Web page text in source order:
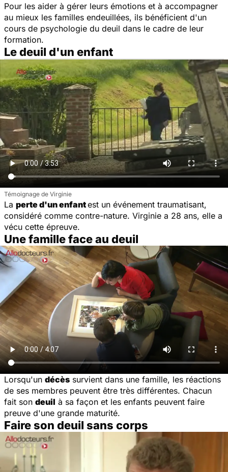
Pour les aider à gérer leurs émotions et à accompagner
au mieux les familles endeuillées, ils bénéficient d'un
cours de psychologie du deuil dans le cadre de leur
formation.
Le deuil d'un enfant
Témoignage de Virginie
La perte d'un enfantest un événement traumatisant,
considéré comme contre-nature. Virginie a 28 ans, elle a
vécu cette épreuve.
Une famille face au deuil
Lorsqu'un décès survient dans une famille, les réactions
de ses membres peuvent être très différentes. Chacun
fait son deuil à sa façon et les enfants peuvent faire
preuve d'une grande maturité.
Faire son deuil sans corps